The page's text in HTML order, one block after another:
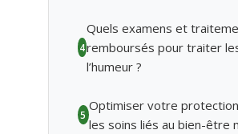
4
Quels examens et
remboursés pour traiter
l’humeur ?
5
Optimiser votre
les soins liés au bien-être